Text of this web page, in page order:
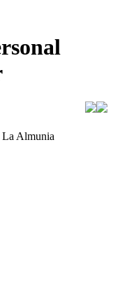
La Almunia